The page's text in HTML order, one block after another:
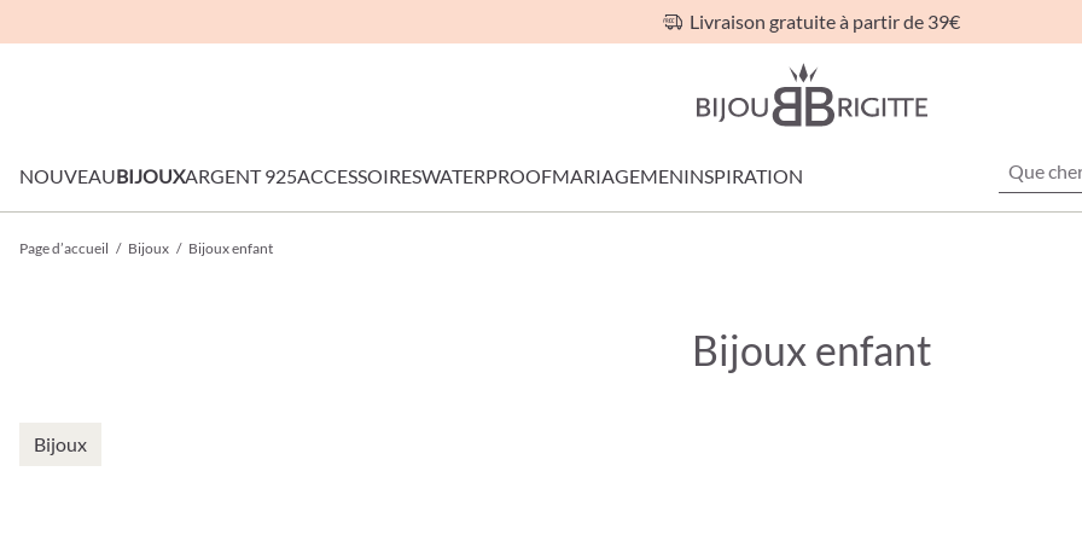
Livraison gratuite à partir de 39€
NOUVEAUBIJOUXARGENT 925ACCESSOIRESWATERPROOFMARIAGEMENINSPIRATION
Page d’accueil / Bijoux / Bijoux enfant
Bijoux enfant
Bijoux